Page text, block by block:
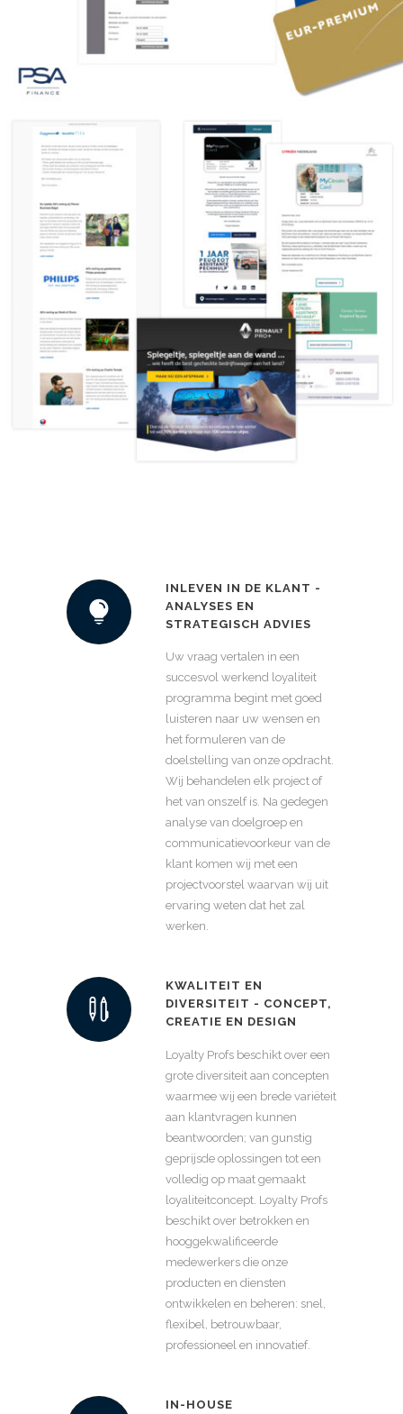
INLEVEN IN DE KLANT -
ANALYSES EN
STRATEGISCH ADVIES
Uw vraag vertalen in een
succesvol werkend loyaliteit
programma begint met goed
luisteren naar uw wensen en
het formuleren van de
doelstelling van onze opdracht.
Wij behandelen elk project of
het van onszelf is. Na gedegen
analyse van doelgroep en
communicatievoorkeur van de
klant komen wij met een
projectvoorstel waarvan wij uit
ervaring weten dat het zal
werken.
KWALITEIT EN
DIVERSITEIT - CONCEPT,
CREATIE EN DESIGN
Loyalty Profs beschikt over een
grote diversiteit aan concepten
waarmee wij een brede variëteit
aan klantvragen kunnen
beantwoorden; van gunstig
geprijsde oplossingen tot een
volledig op maat gemaakt
loyaliteitconcept. Loyalty Profs
beschikt over betrokken en
hooggekwalificeerde
medewerkers die onze
producten en diensten
ontwikkelen en beheren: snel,
flexibel, betrouwbaar,
professioneel en innovatief.
IN-HOUSE